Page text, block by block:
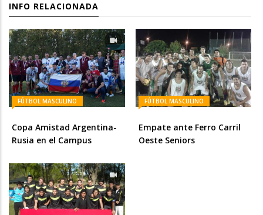
INFO RELACIONADA
FÚTBOL MASCULINO
Copa Amistad Argentina-
Rusia en el Campus
FÚTBOL MASCULINO
Empate ante Ferro Carril
Oeste Seniors